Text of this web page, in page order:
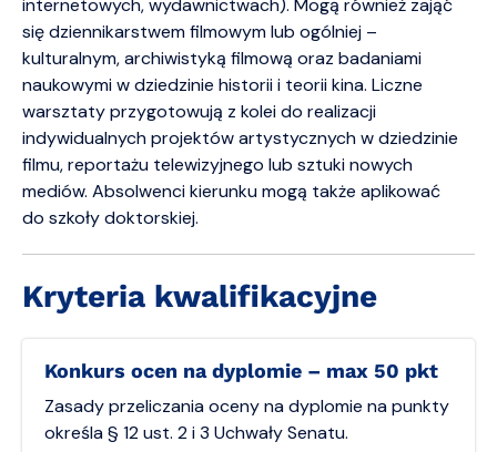
internetowych, wydawnictwach). Mogą również zająć
się dziennikarstwem filmowym lub ogólniej –
kulturalnym, archiwistyką filmową oraz badaniami
naukowymi w dziedzinie historii i teorii kina. Liczne
warsztaty przygotowują z kolei do realizacji
indywidualnych projektów artystycznych w dziedzinie
filmu, reportażu telewizyjnego lub sztuki nowych
mediów. Absolwenci kierunku mogą także aplikować
do szkoły doktorskiej.
Kryteria kwalifikacyjne
Konkurs ocen na dyplomie – max 50 pkt
Zasady przeliczania oceny na dyplomie na punkty
określa § 12 ust. 2 i 3 Uchwały Senatu.